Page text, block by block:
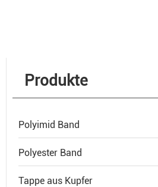
Produkte
Polyimid Band
Polyester Band
Tappe aus Kupfer